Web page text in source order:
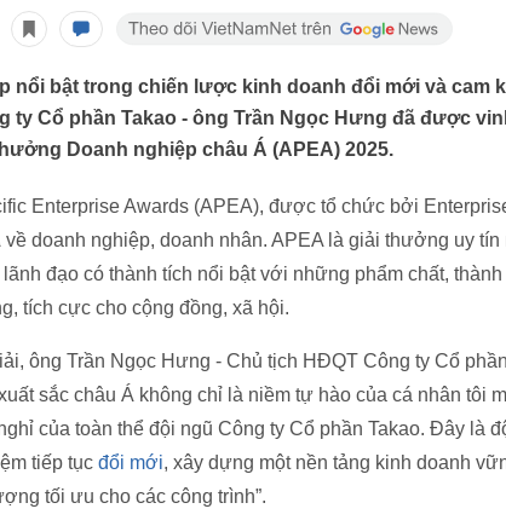
nổi bật trong chiến lược kinh doanh đổi mới và cam
ty Cổ phần Takao - ông Trần Ngọc Hưng đã được
Doanh nghiệp châu Á (APEA) 2025.
Enterprise Awards (APEA), được tổ chức bởi
về doanh nghiệp, doanh nhân. APEA là giải thưởng uy
đạo có thành tích nổi bật với những phẩm chất,
tích cực cho cộng đồng, xã hội.
ông Trần Ngọc Hưng - Chủ tịch HĐQT Công ty Cổ
sắc châu Á không chỉ là niềm tự hào của cá nhân tôi
của toàn thể đội ngũ Công ty Cổ phần Takao. Đây là
tiếp tục đổi mới, xây dựng một nền tảng kinh doanh
tối ưu cho các công trình”.